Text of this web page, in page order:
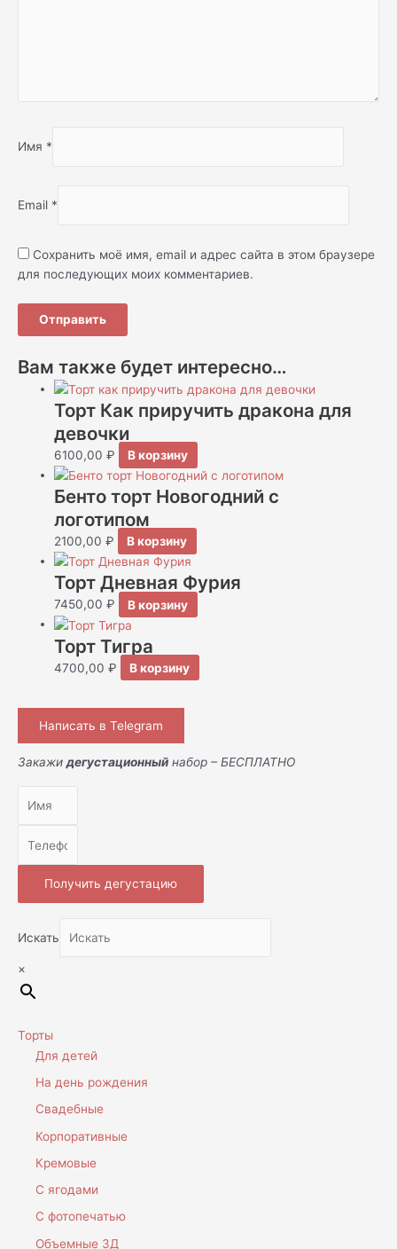
Имя *
Email *
Сохранить моё имя, email и адрес сайта в этом браузере
для последующих моих комментариев.
Вам также будет интересно…
Торт Как приручить дракона для
девочки
6100,00₽ В корзину
Бенто торт Новогодний с
логотипом
2100,00₽ В корзину
Торт Дневная Фурия
7450,00₽ В корзину
Торт Тигра
4700,00₽ В корзину
Написать в Telegram
Закажи дегустационный набор – БЕСПЛАТНО
Получить дегустацию
Искать
×
Торты
Для детей
На день рождения
Свадебные
Корпоративные
Кремовые
С ягодами
С фотопечатью
Объемные 3Д